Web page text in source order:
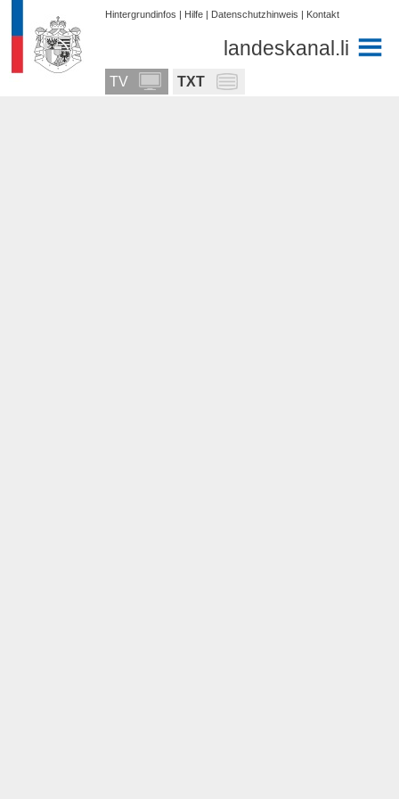
Hintergrundinfos | Hilfe | Datenschutzhinweis | Kontakt
landeskanal.li
TV TXT